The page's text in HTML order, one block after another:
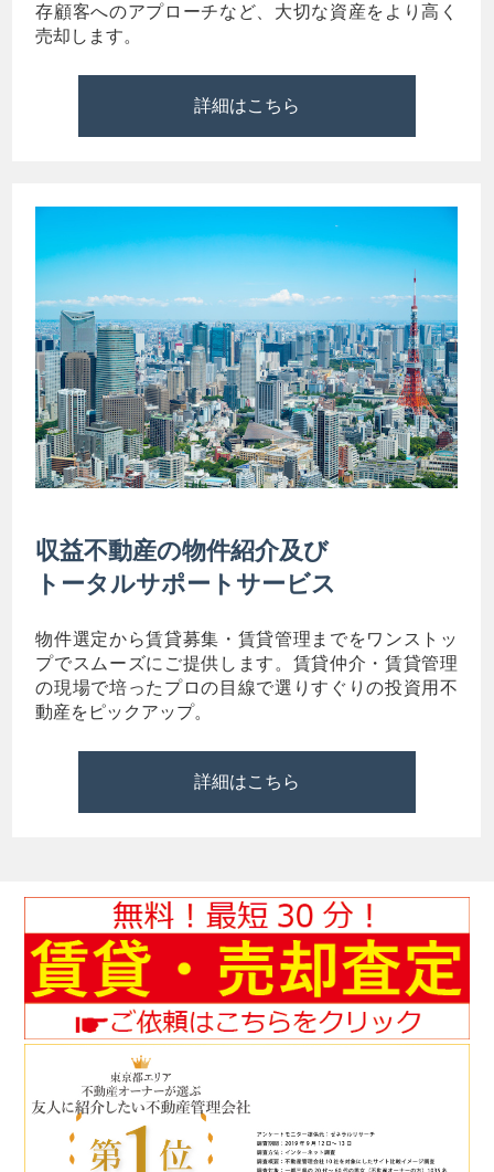
存顧客へのアプローチなど、大切な資産をより高く
売却します。
詳細はこちら
収益不動産の物件紹介及び
トータルサポートサービス
物件選定から賃貸募集・賃貸管理までをワンストッ
プでスムーズにご提供します。賃貸仲介・賃貸管理
の現場で培ったプロの目線で選りすぐりの投資用不
動産をピックアップ。
詳細はこちら